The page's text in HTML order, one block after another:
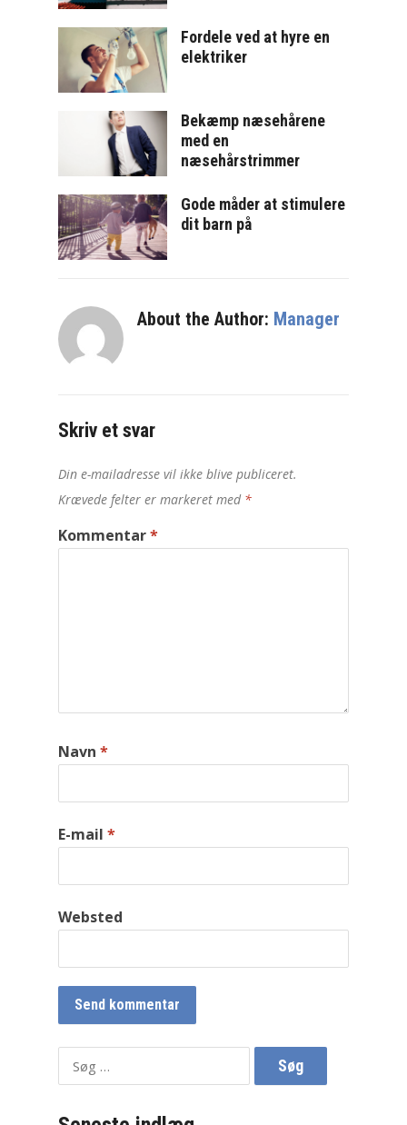
Fordele ved at hyre en
elektriker
Bekæmp næsehårene
med en
næsehårstrimmer
Gode måder at stimulere
dit barn på
About the Author: Manager
Skriv et svar
Din e-mailadresse vil ikke blive publiceret.
Krævede felter er markeret med *
Kommentar*
Navn *
E-mail *
Websted
Søg
efter: